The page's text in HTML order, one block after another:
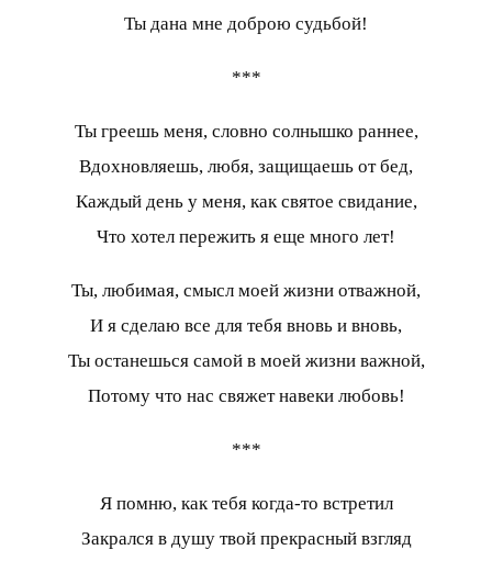
Ты дана мне доброю судьбой!
***
Ты греешь меня, словно солнышко раннее,
Вдохновляешь, любя, защищаешь от бед,
Каждый день у меня, как святое свидание,
Что хотел пережить я еще много лет!
Ты, любимая, смысл моей жизни отважной,
И я сделаю все для тебя вновь и вновь,
Ты останешься самой в моей жизни важной,
Потому что нас свяжет навеки любовь!
***
Я помню, как тебя когда-то встретил
Закрался в душу твой прекрасный взгляд